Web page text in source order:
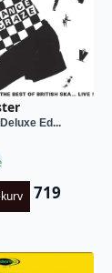
Ed...
719